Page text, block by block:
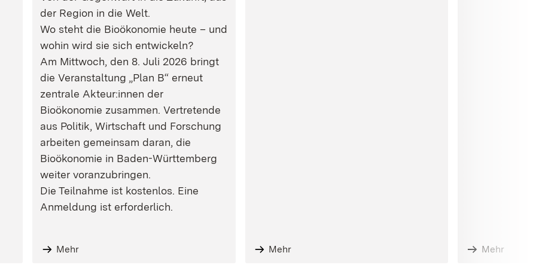
der Region in die Welt.
Wo steht die Bioökonomie heute – und
wohin wird sie sich entwickeln?
Am Mittwoch, den 8. Juli 2026 bringt
die Veranstaltung „Plan B“ erneut
zentrale Akteur:innen der
Bioökonomie zusammen. Vertretende
aus Politik, Wirtschaft und Forschung
arbeiten gemeinsam daran, die
Bioökonomie in Baden-Württemberg
weiter voranzubringen.
Die Teilnahme ist kostenlos. Eine
Anmeldung ist erforderlich.
Mehr Mehr Mehr